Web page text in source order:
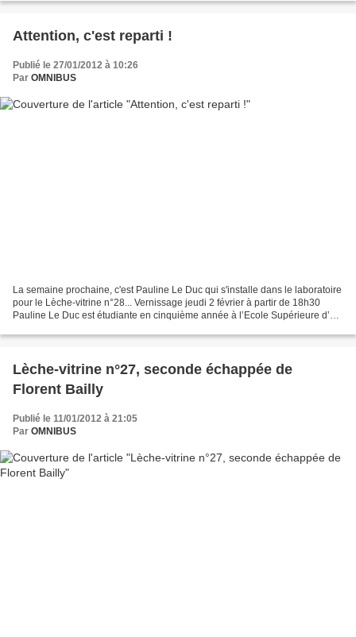
Attention, c'est reparti !
Publié le 27/01/2012 à 10:26
Par OMNIBUS
La semaine prochaine, c'est Pauline Le Duc qui s'installe dans le laboratoire
pour le Lèche-vitrine n°28... Vernissage jeudi 2 février à partir de 18h30
Pauline Le Duc est étudiante en cinquième année à l’Ecole Supérieure d’Art
Lèche-vitrine n°27, seconde échappée de
Florent Bailly
Publié le 11/01/2012 à 21:05
Par OMNIBUS